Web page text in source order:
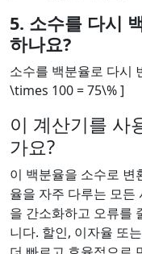
5. 소수를 다시
하나요?
소수를 백분율로 다시
\times 100 = 75\% ]
이 계산기를 사
가요?
이 백분율을 소수로 변
율을 자주 다루는 모든
을 간소화하고 오류를
니다. 할인, 이자율 또